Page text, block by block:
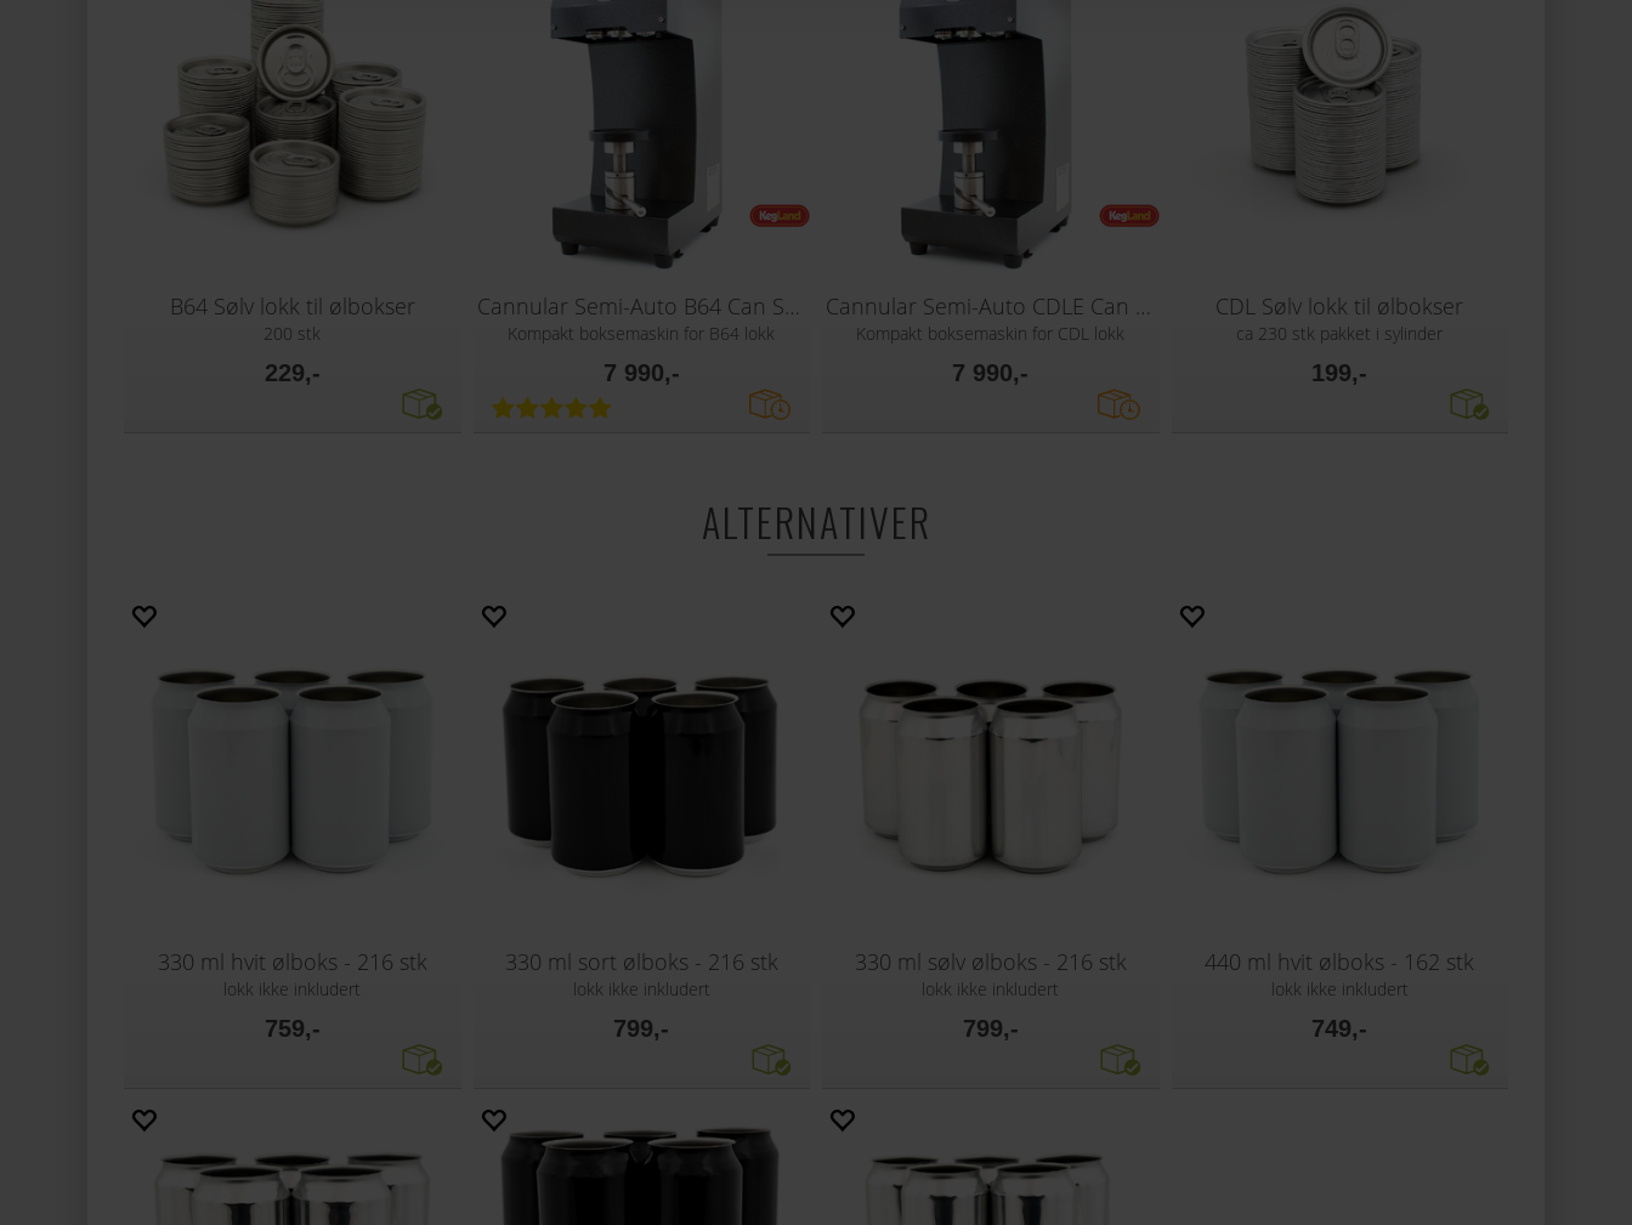
B64 Sølv lokk til ølbokser
200 stk
229,-
Cannular Semi-Auto B64 Can Seamer
Kompakt boksemaskin for B64 lokk
7 990,-
Cannular Semi-Auto CDLE Can Seamer
Kompakt boksemaskin for CDL lokk
7 990,-
CDL Sølv lokk til ølbokser
ca 230 stk pakket i sylinder
199,-
ALTERNATIVER
330 ml hvit ølboks - 216 stk
lokk ikke inkludert
759,-
330 ml sort ølboks - 216 stk
lokk ikke inkludert
799,-
330 ml sølv ølboks - 216 stk
lokk ikke inkludert
799,-
440 ml hvit ølboks - 162 stk
lokk ikke inkludert
749,-